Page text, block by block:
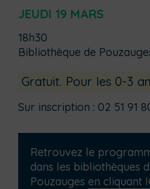
JEUDI 19 MARS
18h30
Bibliothèque de
Gratuit. Pour les 0-3
Sur inscription : 02 51 91
Retrouvez le
dans les bibliothèques
Pouzauges en cliquant